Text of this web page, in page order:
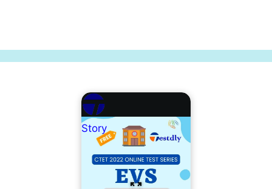
Story